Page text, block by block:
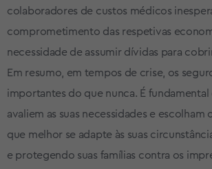
colaboradores de custos médicos
comprometimento das respetivas
necessidade de assumir dívidas para
Em resumo, em tempos de crise, os
importantes do que nunca. É fundamental
avaliem as suas necessidades e
que melhor se adapte às suas
e protegendo suas famílias contra os